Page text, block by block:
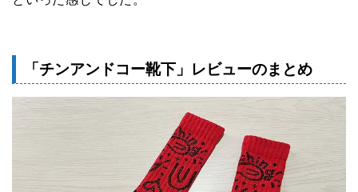
「チンアンドコー靴下」レビューのまとめ